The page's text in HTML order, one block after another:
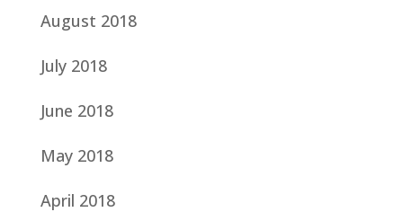
August 2018
July 2018
June 2018
May 2018
April 2018